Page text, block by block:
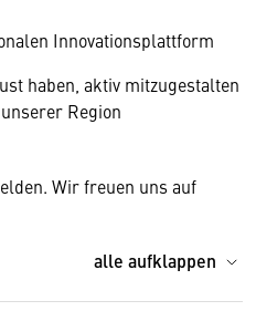
Innovationsplattform
haben, aktiv mitzugestalten
Region
Wir freuen uns auf
alle aufklappen